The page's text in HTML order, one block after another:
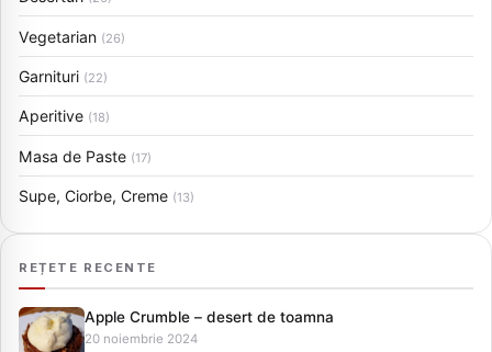
Vegetarian (26)
Garnituri (22)
Aperitive (18)
Masa de Paste (17)
Supe, Ciorbe, Creme (13)
REȚETE RECENTE
Apple Crumble – desert de toamna
20 noiembrie 2024